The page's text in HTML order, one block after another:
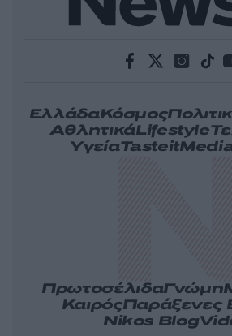
ΕλλάδαΚόσμος
ΑθλητικάLifestyle
ΥγείαTasteit
ΠρωτοσέλιδαΓνώμη
ΚαιρόςΠαράξενες
Nikos Blog